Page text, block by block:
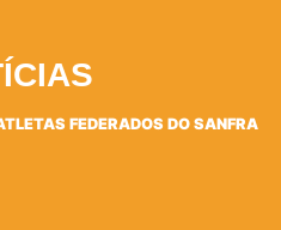
FEDERADOS DO SANFRA